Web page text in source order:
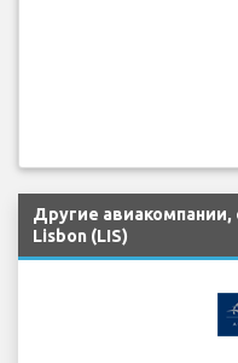
Другие
Lisbon (LIS)